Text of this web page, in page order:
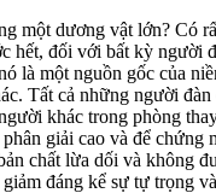
một dương vật lớn? Có
hết, đối với bất kỳ người
là một nguồn gốc của
Tất cả những người đàn
khác trong phòng
giải cao và để chứng
chất lừa dối và không
đáng kể sự tự trọng